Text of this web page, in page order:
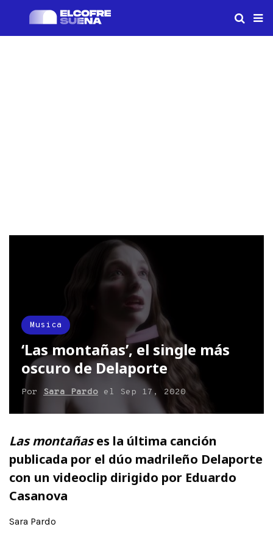
Musica
‘Las montañas’, el single más
oscuro de Delaporte
Por Sara Pardo el Sep 17, 2020
Las montañases la última canción
publicada por el dúo madrileño Delaporte
con un videoclip dirigido por Eduardo
Casanova
Sara Pardo